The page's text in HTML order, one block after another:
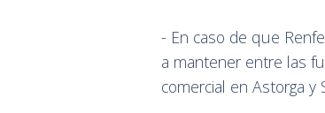
- En caso de que
a mantener entre las
comercial en Astorga y